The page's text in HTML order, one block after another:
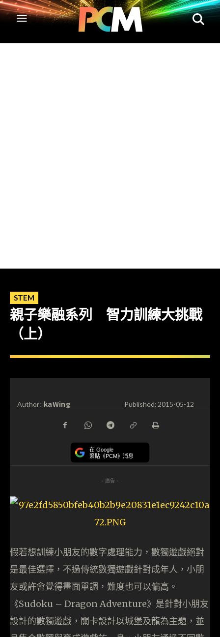
STEM
親子樂融系列 智力訓練大挑戰
（上）
Author: kaWing Published:2015-05-12
在 Google
緊貼《PCM》消息
- 廣告 -
假若想訓練小朋友的數字處理能力，數獨遊戲絕對
是最佳選擇，不過傳統數獨遊戲針對成年人，小朋
友或許會覺得畫面單調，難度也可以偏高。
《Sudoku – Dragon Adventure》是針對小朋友
設計的數獨遊戲，關卡設計以城堡及龍為主題，並